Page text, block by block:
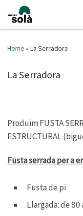
Skip to content
Home » La Serradora
La Serradora
Produïm FUSTA
ESTRUCTURAL
Fusta serrada per a
Fusta de pi
Llargada: de 80